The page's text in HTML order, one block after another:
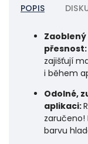
POPIS
přesnost:
zajišťují
i během
Odolné,
aplikaci:
barvu